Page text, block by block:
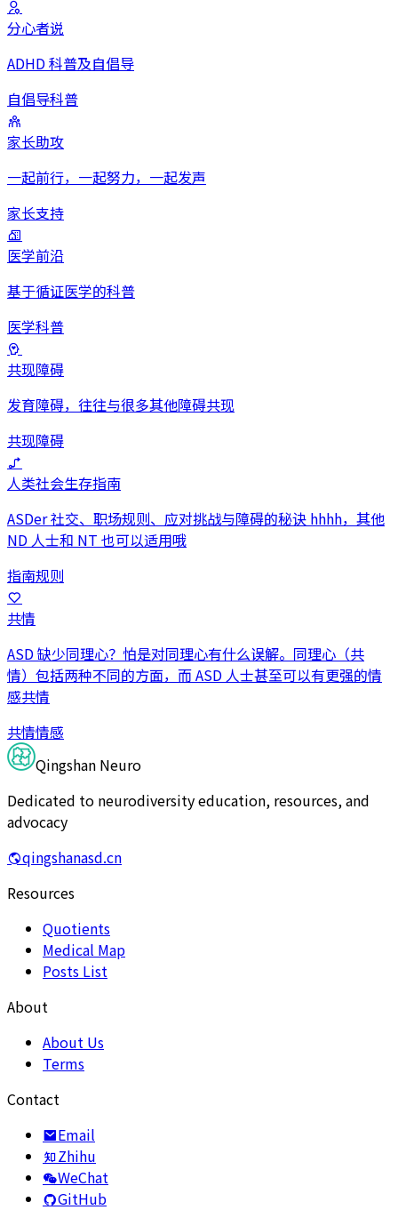
分心者说
ADHD 科普及自倡导
自倡导科普
家长助攻
一起前行，一起努力，一起发声
家长支持
医学前沿
基于循证医学的科普
医学科普
共现障碍
发育障碍，往往与很多其他障碍共现
共现障碍
人类社会生存指南
ASDer 社交、职场规则、应对挑战与障碍的秘诀 hhhh，其他
ND 人士和 NT 也可以适用哦
指南规则
共情
ASD 缺少同理心？怕是对同理心有什么误解。同理心（共
情）包括两种不同的方面，而 ASD 人士甚至可以有更强的情
感共情
共情情感
Qingshan Neuro
Dedicated to neurodiversity education, resources, and
advocacy
qingshanasd.cn
Resources
Quotients
Medical Map
Posts List
About
About Us
Terms
Contact
Email
Zhihu
WeChat
GitHub